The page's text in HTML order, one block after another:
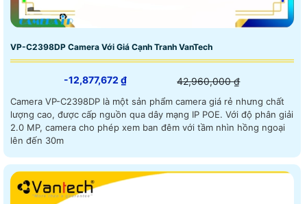
VP-C2398DP Camera Với Giá Cạnh Tranh VanTech
-12,877,672 ₫ 42,960,000 ₫
Camera VP-C2398DP là một sản phẩm camera giá rẻ nhưng chất
lượng cao, được cấp nguồn qua dây mạng IP POE. Với độ phân giải
2.0 MP, camera cho phép xem ban đêm với tầm nhìn hồng ngoại
lên đến 30m